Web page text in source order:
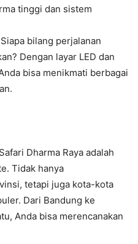
tinggi dan sistem
bilang perjalanan
Dengan layar LED dan
bisa menikmati berbagai
Dharma Raya adalah
Tidak hanya
tetapi juga kota-kota
Dari Bandung ke
Anda bisa merencanakan